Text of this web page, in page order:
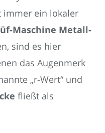
immer ein lokaler
Maschine Metall-
sind es hier
das Augenmerk
„r-Wert“ und
fließt als